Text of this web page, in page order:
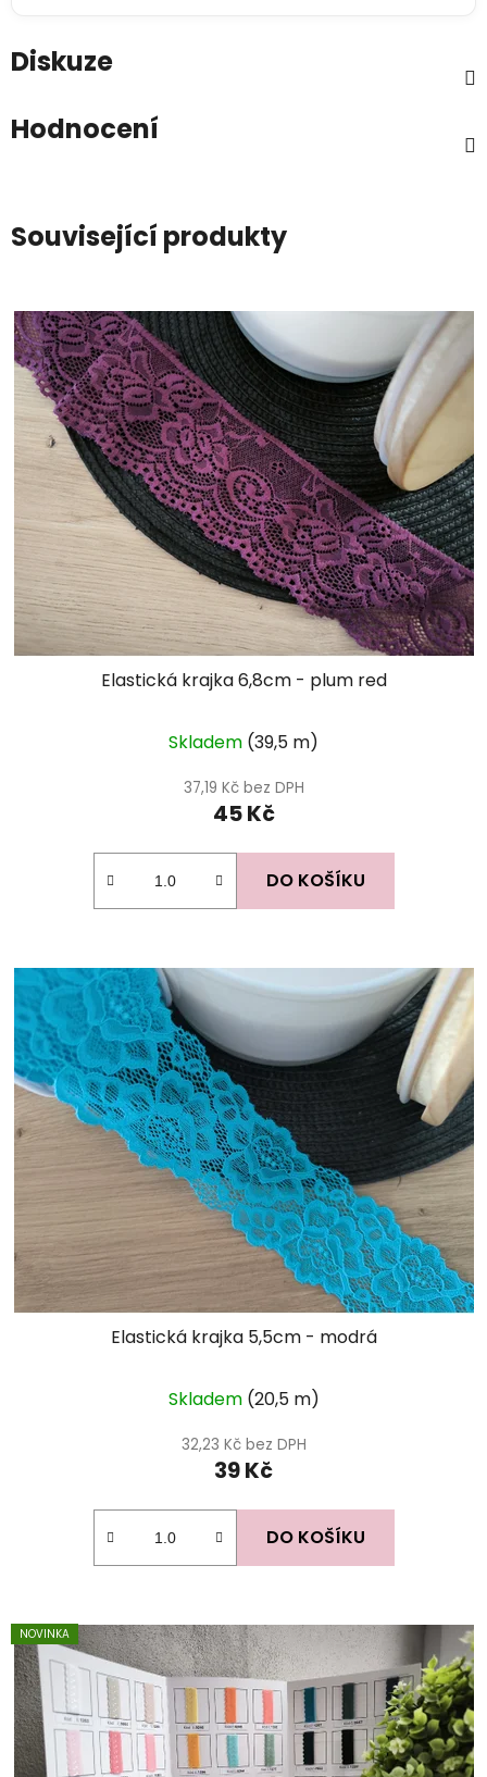
Diskuze
Hodnocení
Související produkty
Elastická krajka 6,8cm - plum red
Skladem (39,5 m)
37,19 Kč bez DPH
45 Kč
DO KOŠÍKU
Elastická krajka 5,5cm - modrá
Skladem (20,5 m)
32,23 Kč bez DPH
39 Kč
DO KOŠÍKU
NOVINKA